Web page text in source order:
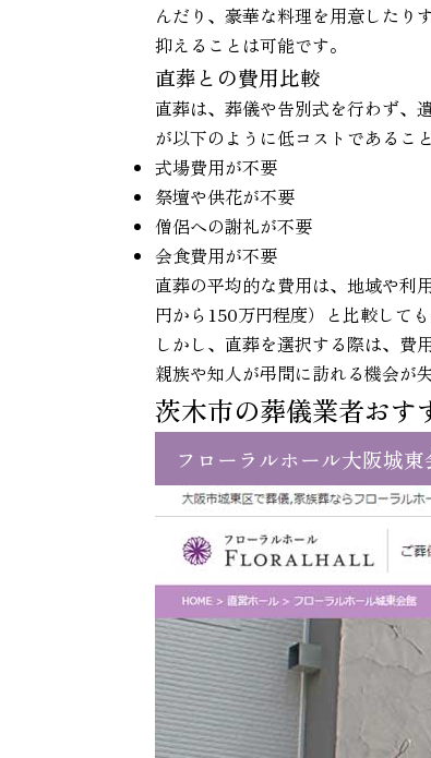
んだり、豪華な料理を用意したり
抑えることは可能です。
直葬との費用比較
直葬は、葬儀や告別式を行わず、
が以下のように低コストであること
式場費用が不要
祭壇や供花が不要
僧侶への謝礼が不要
会食費用が不要
直葬の平均的な費用は、地域や利
円から150万円程度）と比較して
しかし、直葬を選択する際は、費
親族や知人が弔問に訪れる機会が
茨木市の葬儀業者おす
フローラルホール大阪城東